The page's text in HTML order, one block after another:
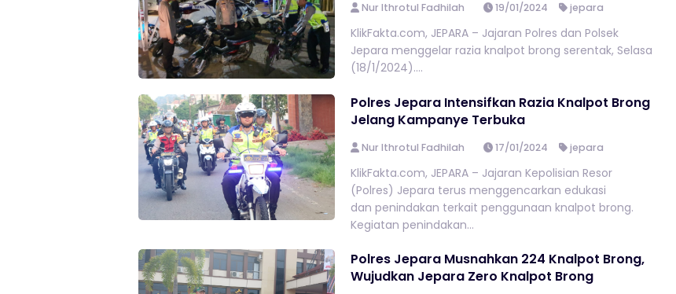
Nur Ithrotul Fadhilah 19/01/2024 jepara
KlikFakta.com, JEPARA – Jajaran Polres dan Polsek
Jepara menggelar razia knalpot brong serentak, Selasa
(18/1/2024)....
Polres Jepara Intensifkan Razia Knalpot Brong
Jelang Kampanye Terbuka
Nur Ithrotul Fadhilah 17/01/2024 jepara
KlikFakta.com, JEPARA – Jajaran Kepolisian Resor
(Polres) Jepara terus menggencarkan edukasi
dan penindakan terkait penggunaan knalpot brong.
Kegiatan penindakan...
Polres Jepara Musnahkan 224 Knalpot Brong,
Wujudkan Jepara Zero Knalpot Brong